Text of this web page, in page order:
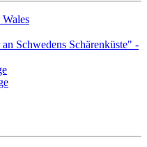
Schwedens Schärenküste" -